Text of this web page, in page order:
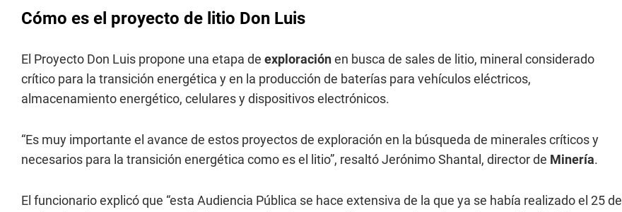
Cómo es el proyecto de litio Don Luis
El Proyecto Don Luis propone una etapa de exploraciónen busca de sales de litio, mineral considerado
crítico para la transición energética y en la producción de baterías para vehículos eléctricos,
almacenamiento energético, celulares y dispositivos electrónicos.
“Es muy importante el avance de estos proyectos de exploración en la búsqueda de minerales críticos y
necesarios para la transición energética como es el litio”, resaltó Jerónimo Shantal, director de Minería.
El funcionario explicó que “esta Audiencia Pública se hace extensiva de la que ya se había realizado el 25 de